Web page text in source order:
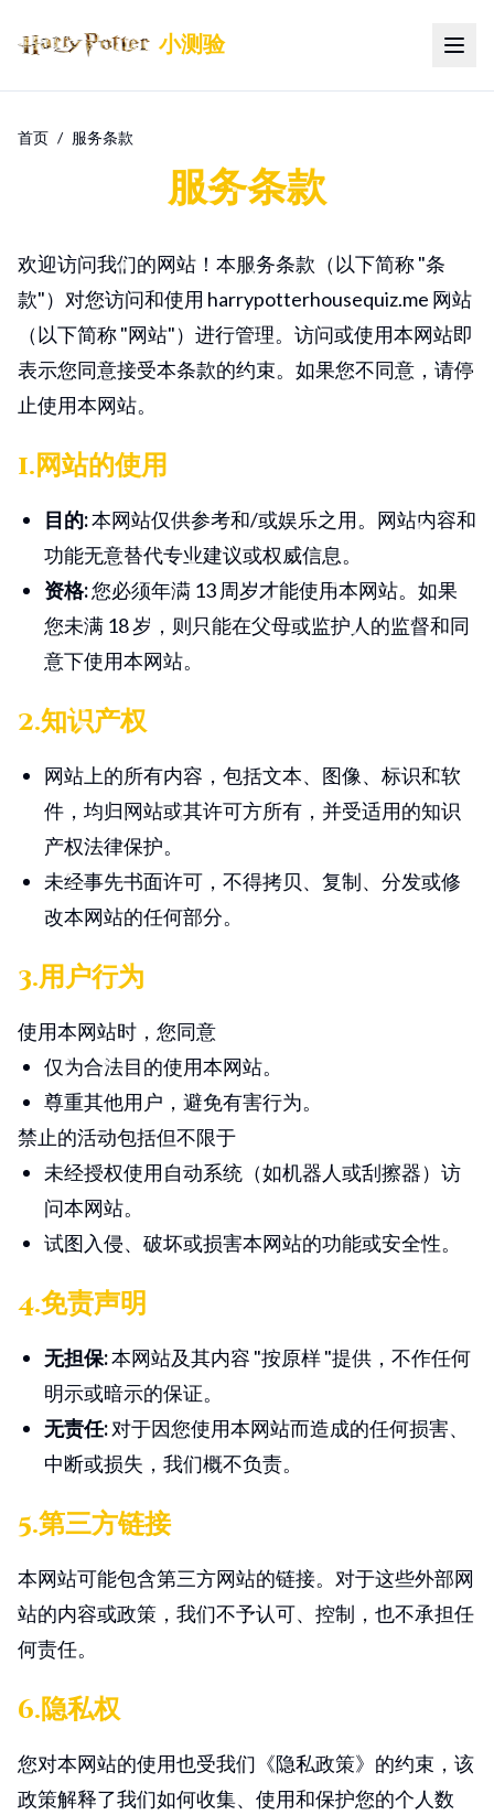
小测验 切换
首页 / 服务条款
服务条款
欢迎访问我们的网站！本服务条款（以下简称 "条
款"）对您访问和使用 harrypotterhousequiz.me 网站
（以下简称 "网站"）进行管理。访问或使用本网站即
表示您同意接受本条款的约束。如果您不同意，请停
止使用本网站。
1.网站的使用
目的:本网站仅供参考和/或娱乐之用。网站内容和
功能无意替代专业建议或权威信息。
资格:您必须年满 13 周岁才能使用本网站。如果
您未满 18 岁，则只能在父母或监护人的监督和同
意下使用本网站。
2.知识产权
网站上的所有内容，包括文本、图像、标识和软
件，均归网站或其许可方所有，并受适用的知识
产权法律保护。
未经事先书面许可，不得拷贝、复制、分发或修
改本网站的任何部分。
3.用户行为
使用本网站时，您同意
仅为合法目的使用本网站。
尊重其他用户，避免有害行为。
禁止的活动包括但不限于
未经授权使用自动系统（如机器人或刮擦器）访
问本网站。
试图入侵、破坏或损害本网站的功能或安全性。
4.免责声明
无担保:本网站及其内容 "按原样 "提供，不作任何
明示或暗示的保证。
无责任:对于因您使用本网站而造成的任何损害、
中断或损失，我们概不负责。
5.第三方链接
本网站可能包含第三方网站的链接。对于这些外部网
站的内容或政策，我们不予认可、控制，也不承担任
何责任。
6.隐私权
您对本网站的使用也受我们《隐私政策》的约束，该
政策解释了我们如何收集、使用和保护您的个人数